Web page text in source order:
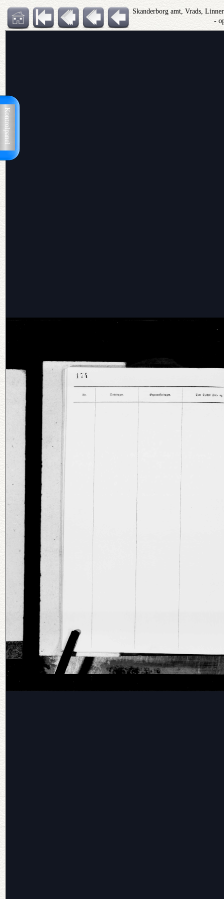
Kontrolpanel
Skanderborg amt, Vrads,
-